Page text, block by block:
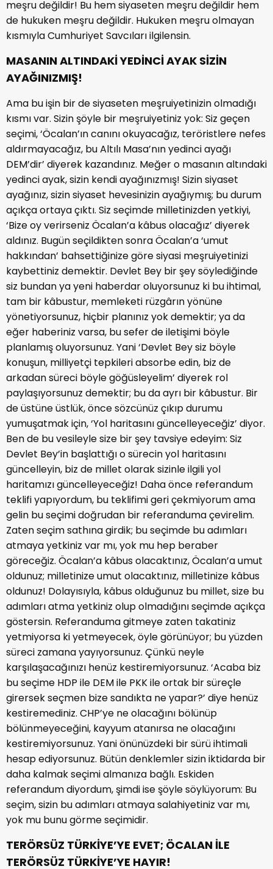
meşru değildir! Bu hem siyaseten meşru değildir hem
de hukuken meşru değildir. Hukuken meşru olmayan
kısmıyla Cumhuriyet Savcıları ilgilensin.
MASANIN ALTINDAKİ YEDİNCİ AYAK SİZİN
AYAĞINIZMIŞ!
Ama bu işin bir de siyaseten meşruiyetinizin olmadığı
kısmı var. Sizin şöyle bir meşruiyetiniz yok: Siz geçen
seçimi, ‘Öcalan’ın canını okuyacağız, teröristlere nefes
aldırmayacağız, bu Altılı Masa’nın yedinci ayağı
DEM’dir’ diyerek kazandınız. Meğer o masanın altındaki
yedinci ayak, sizin kendi ayağınızmış! Sizin siyaset
ayağınız, sizin siyaset hevesinizin ayağıymış; bu durum
açıkça ortaya çıktı. Siz seçimde milletinizden yetkiyi,
‘Bize oy verirseniz Öcalan’a kâbus olacağız’ diyerek
aldınız. Bugün seçildikten sonra Öcalan’a ‘umut
hakkından’ bahsettiğinize göre siyasi meşruiyetinizi
kaybettiniz demektir. Devlet Bey bir şey söylediğinde
siz bundan ya yeni haberdar oluyorsunuz ki bu ihtimal,
tam bir kâbustur, memleketi rüzgârın yönüne
yönetiyorsunuz, hiçbir planınız yok demektir; ya da
eğer haberiniz varsa, bu sefer de iletişimi böyle
planlamış oluyorsunuz. Yani ‘Devlet Bey siz böyle
konuşun, milliyetçi tepkileri absorbe edin, biz de
arkadan süreci böyle göğüsleyelim’ diyerek rol
paylaşıyorsunuz demektir; bu da ayrı bir kâbustur. Bir
de üstüne üstlük, önce sözcünüz çıkıp durumu
yumuşatmak için, ‘Yol haritasını güncelleyeceğiz’ diyor.
Ben de bu vesileyle size bir şey tavsiye edeyim: Siz
Devlet Bey’in başlattığı o sürecin yol haritasını
güncelleyin, biz de millet olarak sizinle ilgili yol
haritamızı güncelleyeceğiz! Daha önce referandum
teklifi yapıyordum, bu teklifimi geri çekmiyorum ama
gelin bu seçimi doğrudan bir referanduma çevirelim.
Zaten seçim sathına girdik; bu seçimde bu adımları
atmaya yetkiniz var mı, yok mu hep beraber
göreceğiz. Öcalan’a kâbus olacaktınız, Öcalan’a umut
oldunuz; milletinize umut olacaktınız, milletinize kâbus
oldunuz! Dolayısıyla, kâbus olduğunuz bu millet, size bu
adımları atma yetkiniz olup olmadığını seçimde açıkça
göstersin. Referanduma gitmeye zaten takatiniz
yetmiyorsa ki yetmeyecek, öyle görünüyor; bu yüzden
süreci zamana yayıyorsunuz. Çünkü neyle
karşılaşacağınızı henüz kestiremiyorsunuz. ‘Acaba biz
bu seçime HDP ile DEM ile PKK ile ortak bir süreçle
girersek seçmen bize sandıkta ne yapar?’ diye henüz
kestiremediniz. CHP’ye ne olacağını bölünüp
bölünmeyeceğini, kayyum atanırsa ne olacağını
kestiremiyorsunuz. Yani önünüzdeki bir sürü ihtimali
hesap ediyorsunuz. Bütün denklemler sizin iktidarda bir
daha kalmak seçimi almanıza bağlı. Eskiden
referandum diyordum, şimdi ise şöyle söylüyorum: Bu
seçim, sizin bu adımları atmaya salahiyetiniz var mı,
yok mu bunu görme seçimidir.
TERÖRSÜZ TÜRKİYE’YE EVET; ÖCALAN İLE
TERÖRSÜZ TÜRKİYE’YE HAYIR!